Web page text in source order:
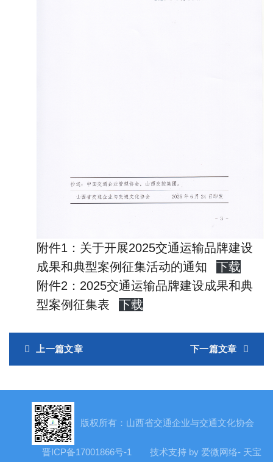
附件1：关于开展2025交通运输品牌建设
成果和典型案例征集活动的通知
下载
附件2：2025交通运输品牌建设成果和典
型案例征集表
下载
上一篇文章 下一篇文章
版权所有：山西省交通企业与交通文化协会
晋ICP备17001866号-1
技术支持 by 爱微网络- 天宝